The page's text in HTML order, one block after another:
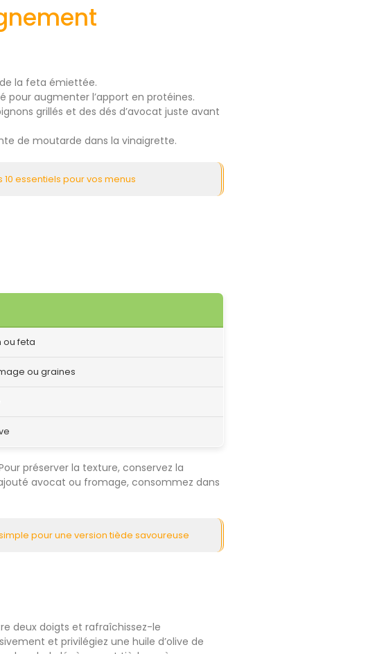
la feta émiettée.
augmenter l’apport en protéines.
grillés et des dés d’avocat juste avant
de moutarde dans la vinaigrette.
essentiels pour vos menus
ou feta
ou graines
préserver la texture, conservez la
avocat ou fromage, consommez dans
pour une version tiède savoureuse
deux doigts et rafraîchissez-le
et privilégiez une huile d’olive de